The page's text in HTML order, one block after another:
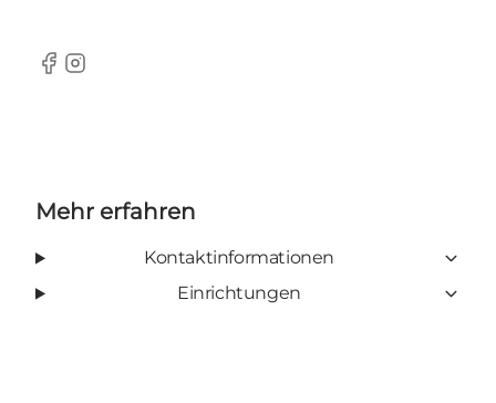
Facebook
Instagram
Mehr erfahren
Kontaktinformationen
Einrichtungen